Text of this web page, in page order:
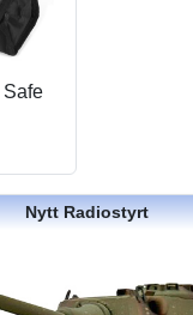
Safe
Nytt Radiostyrt